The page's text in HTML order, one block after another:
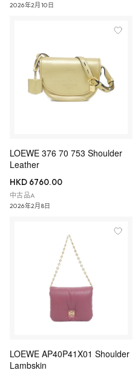
2026年2月10日
LOEWE 376 70 753 Shoulder
Leather
HKD 6760.00
中古品A
2026年2月8日
LOEWE AP40P41X01 Shoulder
Lambskin